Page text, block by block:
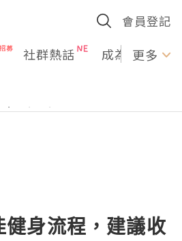
會員登記
社群熱話 成為U更多
身流程，建議收